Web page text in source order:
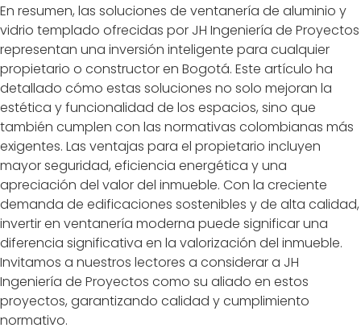
En resumen, las soluciones de ventanería de aluminio y
vidrio templado ofrecidas por JH Ingeniería de Proyectos
representan una inversión inteligente para cualquier
propietario o constructor en Bogotá. Este artículo ha
detallado cómo estas soluciones no solo mejoran la
estética y funcionalidad de los espacios, sino que
también cumplen con las normativas colombianas más
exigentes. Las ventajas para el propietario incluyen
mayor seguridad, eficiencia energética y una
apreciación del valor del inmueble. Con la creciente
demanda de edificaciones sostenibles y de alta calidad,
invertir en ventanería moderna puede significar una
diferencia significativa en la valorización del inmueble.
Invitamos a nuestros lectores a considerar a JH
Ingeniería de Proyectos como su aliado en estos
proyectos, garantizando calidad y cumplimiento
normativo.